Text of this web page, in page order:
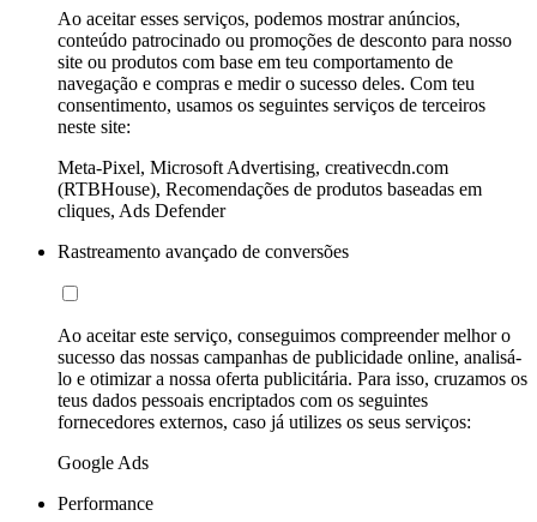
Ao aceitar esses serviços, podemos mostrar anúncios,
conteúdo patrocinado ou promoções de desconto para nosso
site ou produtos com base em teu comportamento de
navegação e compras e medir o sucesso deles. Com teu
consentimento, usamos os seguintes serviços de terceiros
neste site:
Meta-Pixel, Microsoft Advertising, creativecdn.com
(RTBHouse), Recomendações de produtos baseadas em
cliques, Ads Defender
Rastreamento avançado de conversões
Ao aceitar este serviço, conseguimos compreender melhor o
sucesso das nossas campanhas de publicidade online, analisá-
lo e otimizar a nossa oferta publicitária. Para isso, cruzamos os
teus dados pessoais encriptados com os seguintes
fornecedores externos, caso já utilizes os seus serviços:
Google Ads
Performance